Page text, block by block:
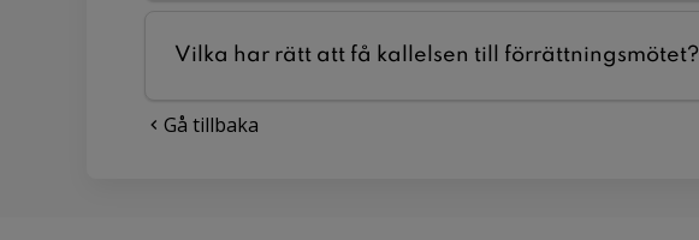
Vilka har rätt att få kallelsen till förrättningsmötet?
Gå tillbaka